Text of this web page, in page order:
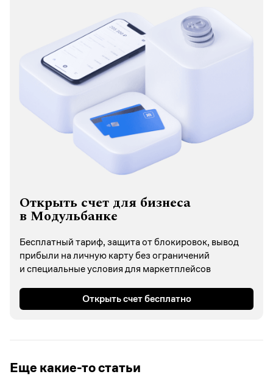
Открыть счет для бизнеса
в Модульбанке
Бесплатный тариф, защита от блокировок, вывод
прибыли на личную карту без ограничений
и специальные условия для маркетплейсов
Открыть счет бесплатно
Еще какие-то статьи